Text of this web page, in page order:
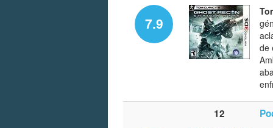
7.9
de
12